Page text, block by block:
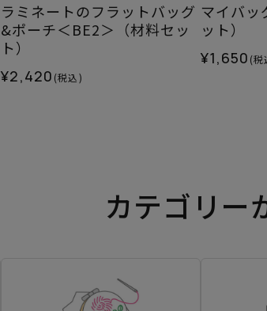
ラミネートのフラットバッグ
&ポーチ＜BE2＞（材料セッ
ト）
¥2,420 (税込)
マイバッ
ット）
¥1,650 (税
カテゴリー